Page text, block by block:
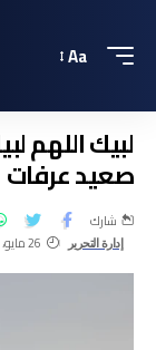
Aa
لبيك اللهم
صعيد عرفات
إدارة التحرير 26 مايو، 2026 الساعة 10:01 صباحًا
شارك